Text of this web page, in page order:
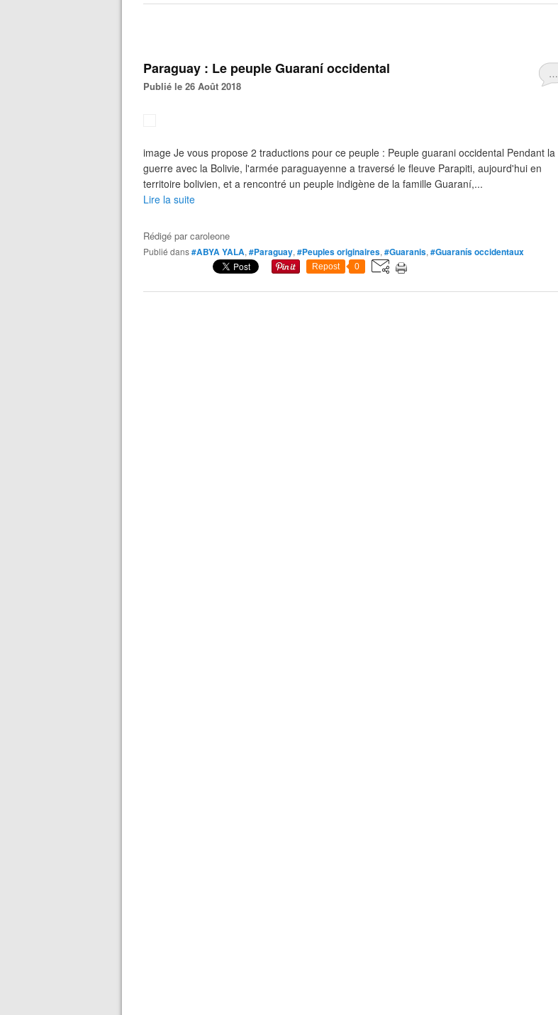
…
Paraguay : Le peuple Guaraní occidental
Publié le 26 Août 2018
image Je vous propose 2 traductions pour ce peuple : Peuple guarani occidental Pendant la
guerre avec la Bolivie, l'armée paraguayenne a traversé le fleuve Parapiti, aujourd'hui en
territoire bolivien, et a rencontré un peuple indigène de la famille Guaraní,...
Lire la suite
Rédigé parcaroleone
Publié dans#ABYA YALA, #Paraguay, #Peuples originaires, #Guaranis, #Guaranís occidentaux
Repost 0